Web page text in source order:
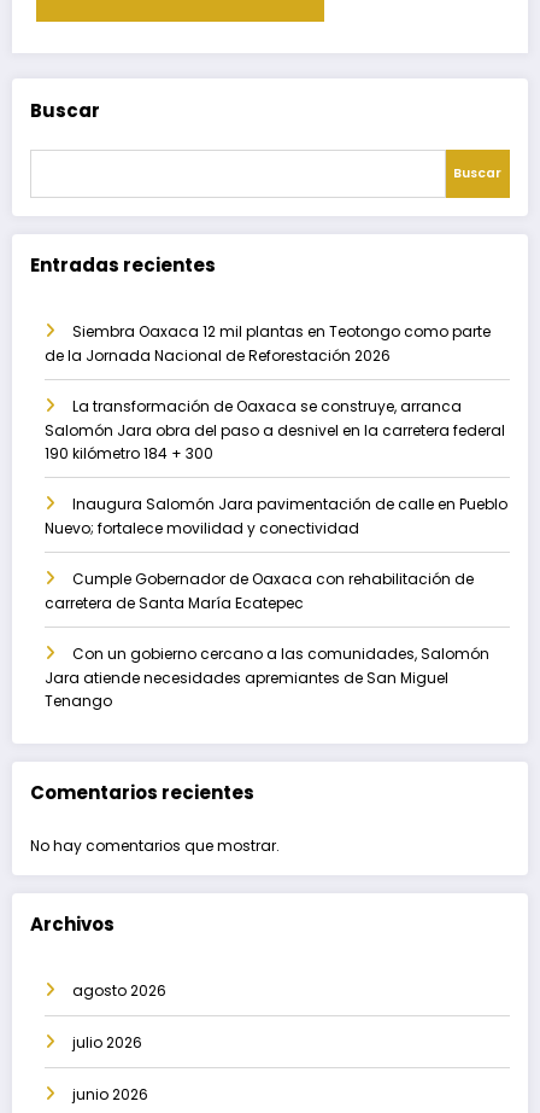
Buscar
Buscar
Entradas recientes
Siembra Oaxaca 12 mil plantas en Teotongo como parte
de la Jornada Nacional de Reforestación 2026
La transformación de Oaxaca se construye, arranca
Salomón Jara obra del paso a desnivel en la carretera federal
190 kilómetro 184 + 300
Inaugura Salomón Jara pavimentación de calle en Pueblo
Nuevo; fortalece movilidad y conectividad
Cumple Gobernador de Oaxaca con rehabilitación de
carretera de Santa María Ecatepec
Con un gobierno cercano a las comunidades, Salomón
Jara atiende necesidades apremiantes de San Miguel
Tenango
Comentarios recientes
No hay comentarios que mostrar.
Archivos
agosto 2026
julio 2026
junio 2026